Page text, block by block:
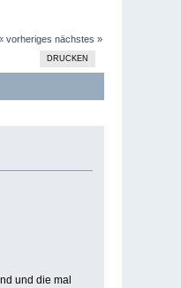
vorheriges nächstes »
DRUCKEN
und die mal